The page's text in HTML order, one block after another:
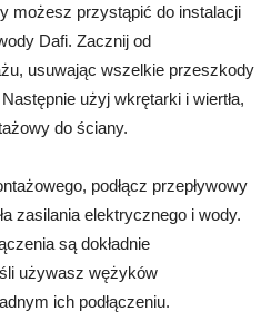
możesz przystąpić do instalacji
Dafi. Zacznij od
usuwając wszelkie przeszkody
użyj wkrętarki i wiertła,
do ściany.
podłącz przepływowy
zasilania elektrycznego i wody.
są dokładnie
używasz wężyków
ich podłączeniu.